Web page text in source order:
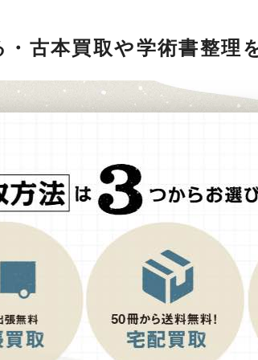
古本買取や学術書整理